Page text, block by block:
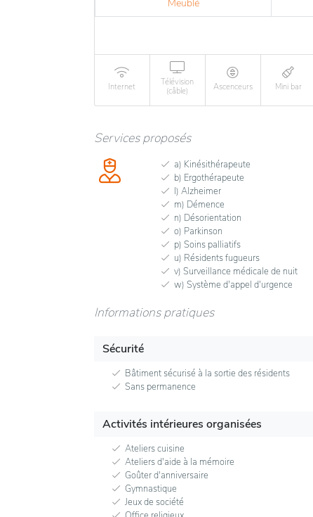
Meublé
Internet
Télévision
(câble)
Ascenceurs Mini bar
Services proposés
a) Kinésithérapeute
b) Ergothérapeute
l) Alzheimer
m) Démence
n) Désorientation
o) Parkinson
p) Soins palliatifs
u) Résidents fugueurs
v) Surveillance médicale de nuit
w) Système d'appel d'urgence
Informations pratiques
Sécurité
Bâtiment sécurisé à la sortie des résidents
Sans permanence
Activités intérieures organisées
Ateliers cuisine
Ateliers d'aide à la mémoire
Goûter d'anniversaire
Gymnastique
Jeux de société